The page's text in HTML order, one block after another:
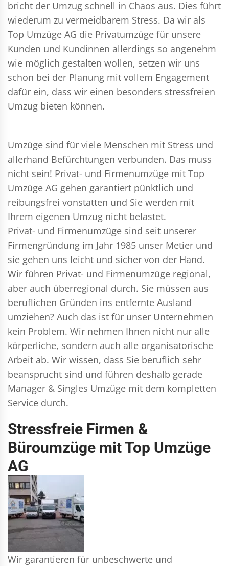
bricht der Umzug schnell in Chaos aus. Dies führt
wiederum zu vermeidbarem Stress. Da wir als
Top Umzüge AG die Privatumzüge für unsere
Kunden und Kundinnen allerdings so angenehm
wie möglich gestalten wollen, setzen wir uns
schon bei der Planung mit vollem Engagement
dafür ein, dass wir einen besonders stressfreien
Umzug bieten können.
Umzüge sind für viele Menschen mit Stress und
allerhand Befürchtungen verbunden. Das muss
nicht sein! Privat- und Firmenumzüge mit Top
Umzüge AG gehen garantiert pünktlich und
reibungsfrei vonstatten und Sie werden mit
Ihrem eigenen Umzug nicht belastet.
Privat- und Firmenumzüge sind seit unserer
Firmengründung im Jahr 1985 unser Metier und
sie gehen uns leicht und sicher von der Hand.
Wir führen Privat- und Firmenumzüge regional,
aber auch überregional durch. Sie müssen aus
beruflichen Gründen ins entfernte Ausland
umziehen? Auch das ist für unser Unternehmen
kein Problem. Wir nehmen Ihnen nicht nur alle
körperliche, sondern auch alle organisatorische
Arbeit ab. Wir wissen, dass Sie beruflich sehr
beansprucht sind und führen deshalb gerade
Manager & Singles Umzüge mit dem kompletten
Service durch.
Stressfreie Firmen &
Büroumzüge mit Top Umzüge
AG
Wir garantieren für unbeschwerte und